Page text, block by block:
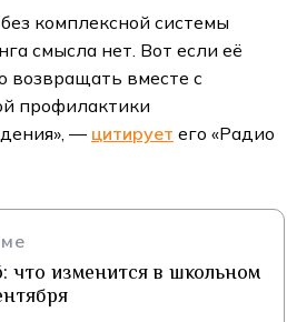
комплексной системы
смысла нет. Вот если её
возвращать вместе с
профилактики
— цитирует его «Радио
что изменится в школьном